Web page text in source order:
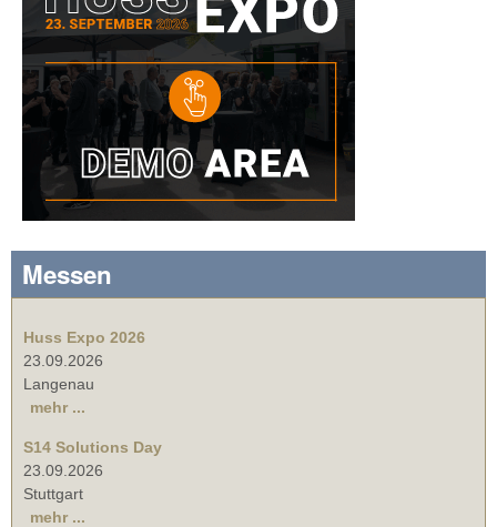
Messen
Huss Expo 2026
23.09.2026
Langenau
mehr ...
S14 Solutions Day
23.09.2026
Stuttgart
mehr ...